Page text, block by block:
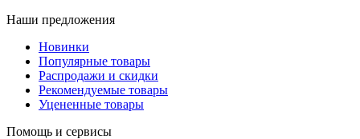
Наши предложения
Новинки
Популярные товары
Распродажи и скидки
Рекомендуемые товары
Уцененные товары
Помощь и сервисы